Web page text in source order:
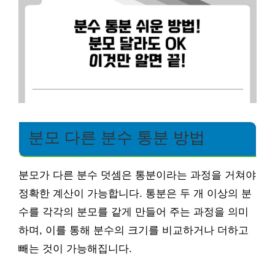
분모 다른 분수 통분 방법
분모가 다른 분수 덧셈은 통분이라는 과정을 거쳐야
정확한 계산이 가능합니다. 통분은 두 개 이상의 분
수를 각각의 분모를 같게 만들어 주는 과정을 의미
하며, 이를 통해 분수의 크기를 비교하거나 더하고
빼는 것이 가능해집니다.